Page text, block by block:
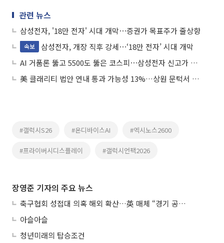
관련 뉴스
삼성전자, '18만 전자' 시대 개막⋯증권가 목표주가 줄상향
속보
삼성전자, 개장 직후 강세⋯‘18만 전자’ 시대 개막
AI 거품론 뚫고 5500도 뚫은 코스피⋯삼성전자 신고가 찍고 ‘18만 전자’ 눈앞
美 클래리티 법안 연내 통과 가능성 13%…상원 문턱서 제동
#갤럭시S26 #온디바이스AI #엑시노스2600
#프라이버시디스플레이 #갤럭시언팩2026
장영준 기자의 주요 뉴스
축구협회 성접대 의혹 해외 확산…英 매체 “경기 공정성 의문”
아슬아슬
청년미래의 탑승조건